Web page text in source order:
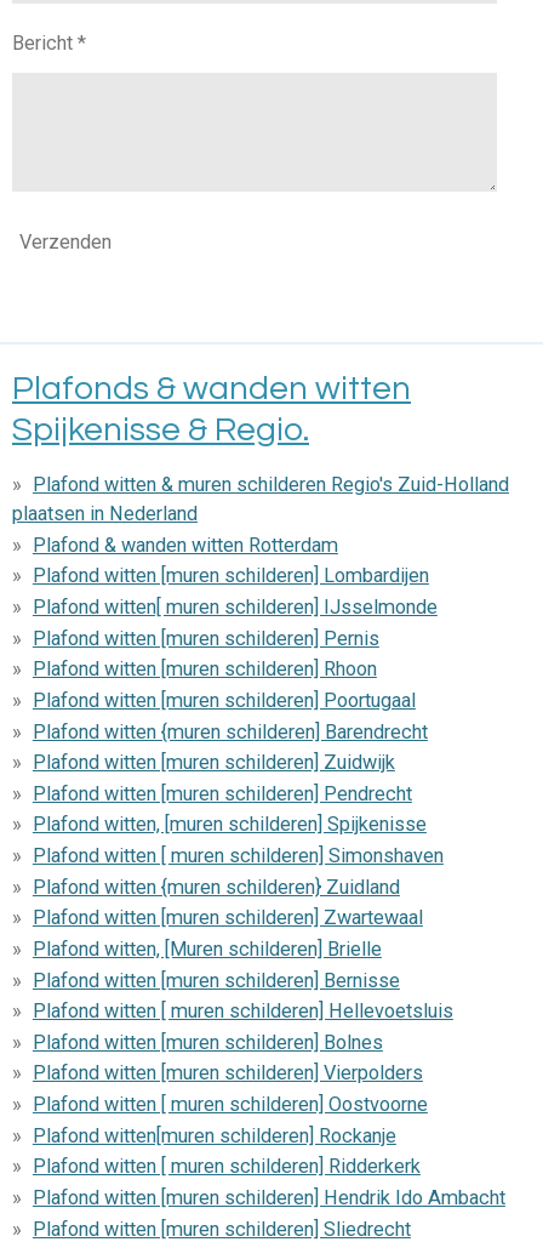
Bericht *
Verzenden
Plafonds & wanden witten
Spijkenisse & Regio.
Plafond witten & muren schilderen Regio's Zuid-Holland
plaatsen in Nederland
Plafond & wanden witten Rotterdam
Plafond witten [muren schilderen] Lombardijen
Plafond witten[ muren schilderen] IJsselmonde
Plafond witten [muren schilderen] Pernis
Plafond witten [muren schilderen] Rhoon
Plafond witten [muren schilderen] Poortugaal
Plafond witten {muren schilderen] Barendrecht
Plafond witten [muren schilderen] Zuidwijk
Plafond witten [muren schilderen] Pendrecht
Plafond witten, [muren schilderen] Spijkenisse
Plafond witten [ muren schilderen] Simonshaven
Plafond witten {muren schilderen} Zuidland
Plafond witten [muren schilderen] Zwartewaal
Plafond witten, [Muren schilderen] Brielle
Plafond witten [muren schilderen] Bernisse
Plafond witten [ muren schilderen] Hellevoetsluis
Plafond witten [muren schilderen] Bolnes
Plafond witten [muren schilderen] Vierpolders
Plafond witten [ muren schilderen] Oostvoorne
Plafond witten[muren schilderen] Rockanje
Plafond witten [ muren schilderen] Ridderkerk
Plafond witten [muren schilderen] Hendrik Ido Ambacht
Plafond witten [muren schilderen] Sliedrecht